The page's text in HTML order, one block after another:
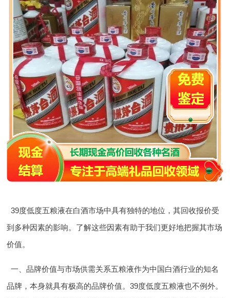
39度低度五粮液在白酒市场中具有独特的地位，其回收报价受
到多种因素的影响。了解这些因素有助于我们更好地把握其市场
价值。
一、品牌价值与市场供需关系五粮液作为中国白酒行业的知名
品牌，本身就具有极高的品牌价值。39度低度五粮液也不例外。